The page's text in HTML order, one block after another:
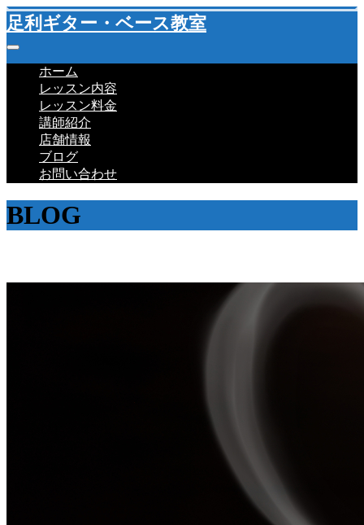
足利ギター・ベース教室
ホーム
レッスン内容
レッスン料金
講師紹介
店舗情報
ブログ
お問い合わせ
BLOG